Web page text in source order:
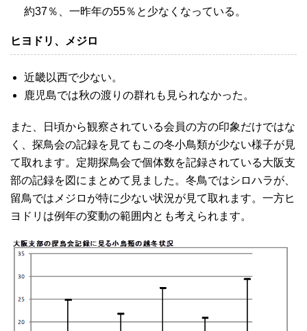
約37％、一昨年の55％と少なくなっている。
ヒヨドリ、メジロ
近畿以西で少ない。
鹿児島では秋の渡りの群れも見られなかった。
また、日頃から観察されている会員の方の印象だけではな
く、探鳥会の記録を見てもこの冬小鳥類が少ない様子が見
て取れます。定期探鳥会で個体数を記録されている大阪支
部の記録を図にまとめて見ました。冬鳥ではシロハラが、
留鳥ではメジロが特に少ない状況が見て取れます。一方ヒ
ヨドリは例年の変動の範囲内とも考えられます。